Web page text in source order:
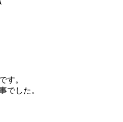
す。
でした。